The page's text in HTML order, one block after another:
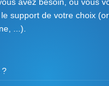
support de votre choix
...).
?